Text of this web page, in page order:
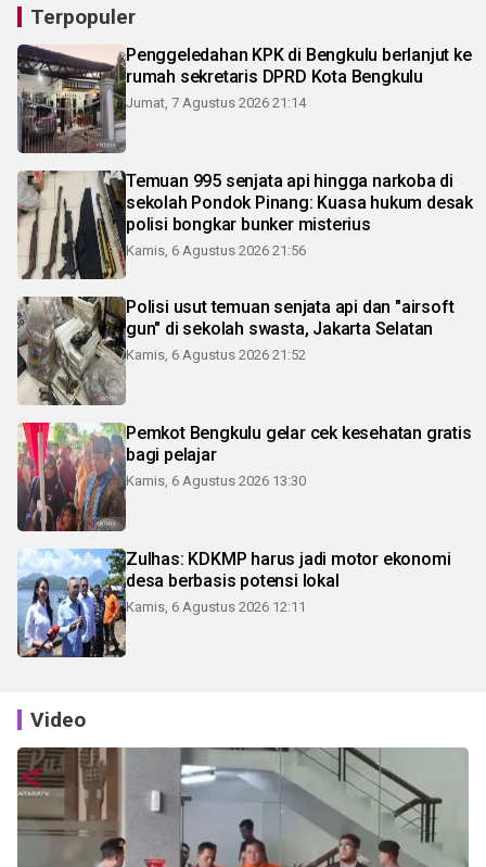
Terpopuler
Penggeledahan KPK di Bengkulu berlanjut ke
rumah sekretaris DPRD Kota Bengkulu
Jumat, 7 Agustus 2026 21:14
Temuan 995 senjata api hingga narkoba di
sekolah Pondok Pinang: Kuasa hukum desak
polisi bongkar bunker misterius
Kamis, 6 Agustus 2026 21:56
Polisi usut temuan senjata api dan "airsoft
gun" di sekolah swasta, Jakarta Selatan
Kamis, 6 Agustus 2026 21:52
Pemkot Bengkulu gelar cek kesehatan gratis
bagi pelajar
Kamis, 6 Agustus 2026 13:30
Zulhas: KDKMP harus jadi motor ekonomi
desa berbasis potensi lokal
Kamis, 6 Agustus 2026 12:11
Video